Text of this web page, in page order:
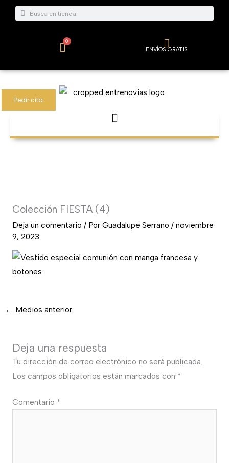
Buscar
Buscar
0
Carrito ENVÍOS GRATIS
Pedir cita
Colección FIESTA (4)
Deja un comentario / Por Guadalupe Serrano / noviembre
9, 2023
← Medios anterior
Deja una respuesta
Tu dirección de correo electrónico no será publicada.
Los campos obligatorios están marcados con *
Comentario *